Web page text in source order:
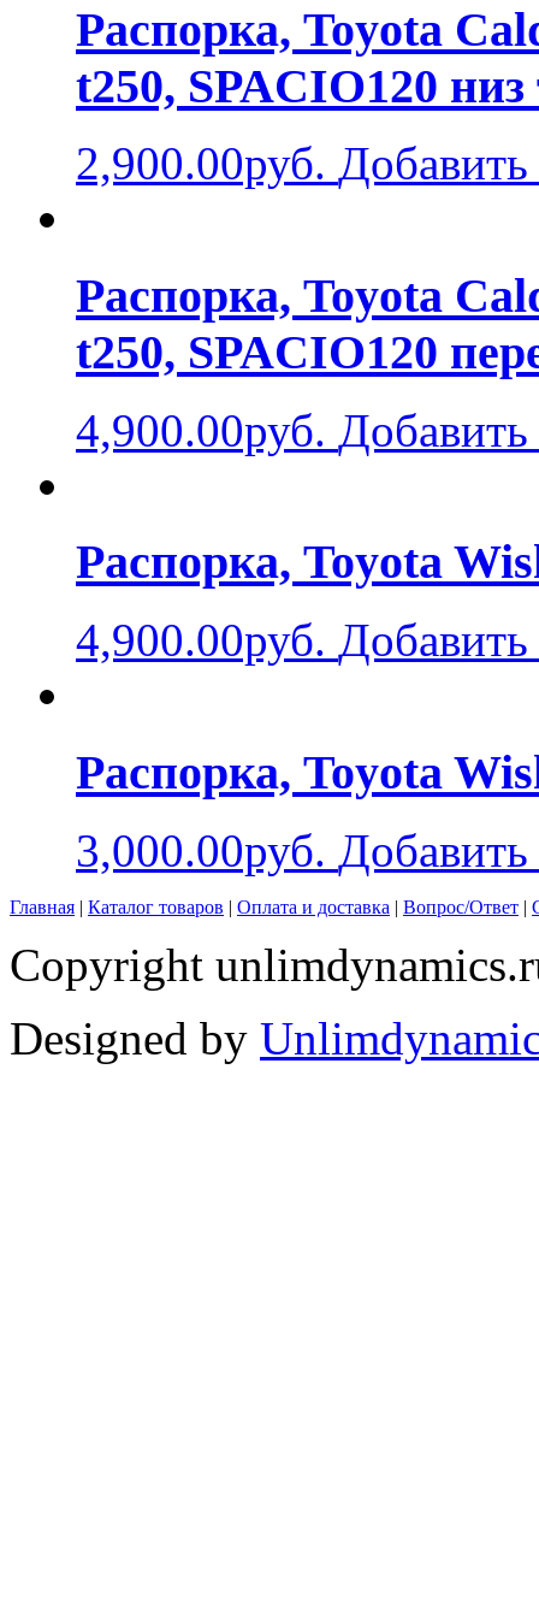
Распорка, Toyota
t250, SPACIO120 низ
2,900.00руб. Добавить
Распорка, Toyota
t250, SPACIO120
4,900.00руб. Добавить
Распорка, Toyota
4,900.00руб. Добавить
Распорка, Toyota
3,000.00руб. Добавить
Главная | Каталог товаров | Оплата и доставка | Вопрос/Ответ |
Copyright
Designed by